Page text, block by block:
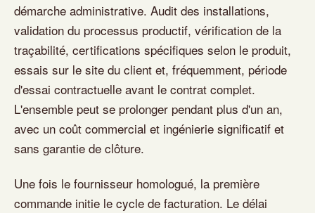
démarche administrative. Audit des installations,
validation du processus productif, vérification de la
traçabilité, certifications spécifiques selon le produit,
essais sur le site du client et, fréquemment, période
d'essai contractuelle avant le contrat complet.
L'ensemble peut se prolonger pendant plus d'un an,
avec un coût commercial et ingénierie significatif et
sans garantie de clôture.
Une fois le fournisseur homologué, la première
commande initie le cycle de facturation. Le délai